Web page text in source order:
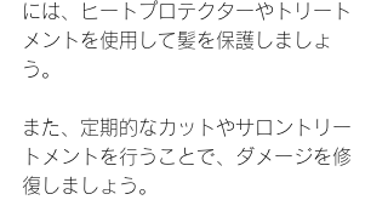
には、ヒートプロテクターやトリート
メントを使用して髪を保護しましょ
う。
また、定期的なカットやサロントリー
トメントを行うことで、ダメージを修
復しましょう。